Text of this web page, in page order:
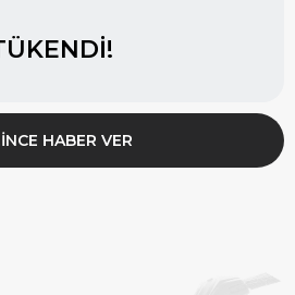
HABER VER